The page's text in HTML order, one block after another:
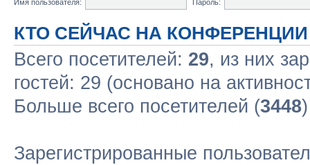
Имя пользователя:
Пароль:
КТО СЕЙЧАС НА КОНФЕРЕНЦИИ
Всего посетителей: 29, из них
гостей: 29 (основано на
Больше всего посетителей (3448
Зарегистрированные